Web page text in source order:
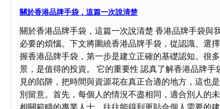
關於香港品牌手袋，這篇一次說清楚
關於香港品牌手袋，這篇一次說清楚 香港品牌手袋
必要的煩惱。下文將圍繞香港品牌手袋，從認識、選
握香港品牌手袋，第一步是建立正確的基礎認知。很
景，是值得的投資。 它的重要性 認真了解香港品牌
見的陷阱，把時間與資源花在真正合適的地方，這也
別留意。首先，每個人的情況不盡相同，適合別人的